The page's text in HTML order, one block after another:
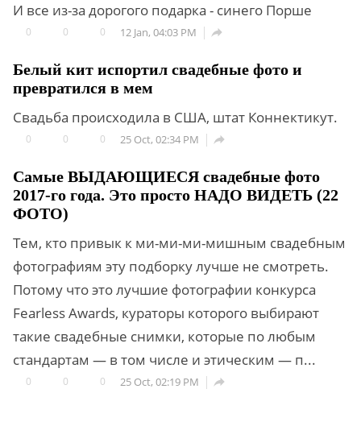
И все из-за дорогого подарка - синего Порше
0 0 0 12 Jan, 04:03 PM 
Белый кит испортил свадебные фото и
превратился в мем
Свадьба происходила в США, штат Коннектикут.
0 0 0 25 Oct, 02:34 PM 
Самые ВЫДАЮЩИЕСЯ свадебные фото
2017-го года. Это просто НАДО ВИДЕТЬ (22
ФОТО)
Тем, кто привык к ми-ми-ми-мишным свадебным
фотографиям эту подборку лучше не смотреть.
Потому что это лучшие фотографии конкурса
Fearless Awards, кураторы которого выбирают
такие свадебные снимки, которые по любым
стандартам — в том числе и этическим — п...
0 0 0 25 Oct, 02:19 PM 